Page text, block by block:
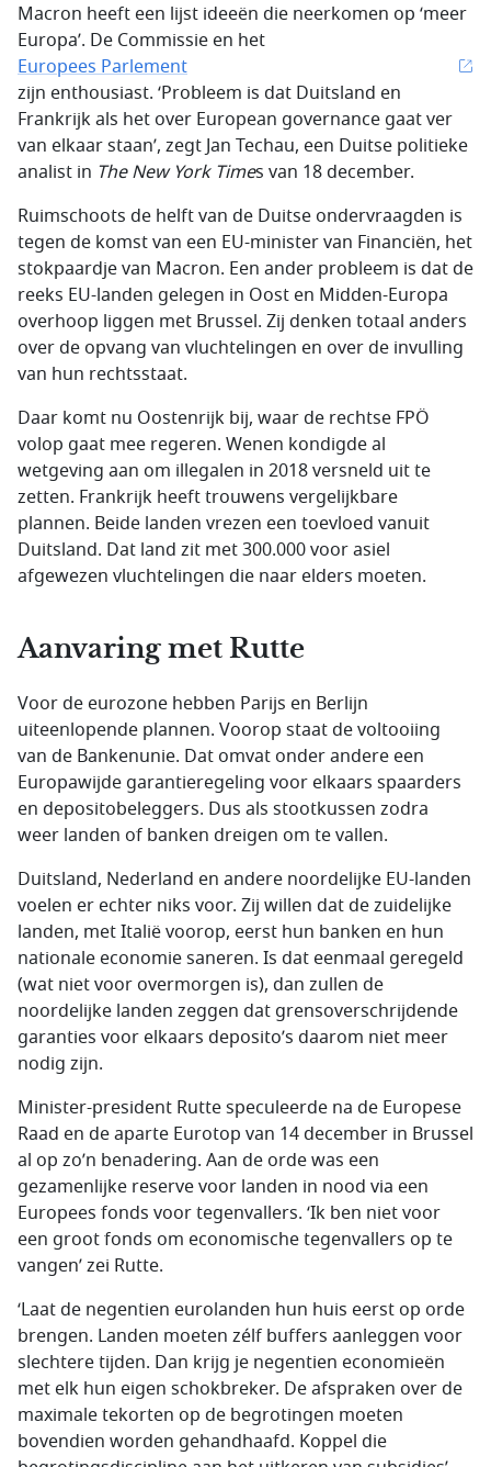
Macron heeft een lijst ideeën die neerkomen op ‘meer
Europa’. De Commissie en het
Europees Parlement
zijn enthousiast. ‘Probleem is dat Duitsland en
Frankrijk als het over European governance gaat ver
van elkaar staan’, zegt Jan Techau, een Duitse politieke
analist in The New York Times van 18 december.
Ruimschoots de helft van de Duitse ondervraagden is
tegen de komst van een EU-minister van Financiën, het
stokpaardje van Macron. Een ander probleem is dat de
reeks EU-landen gelegen in Oost en Midden-Europa
overhoop liggen met Brussel. Zij denken totaal anders
over de opvang van vluchtelingen en over de invulling
van hun rechtsstaat.
Daar komt nu Oostenrijk bij, waar de rechtse FPÖ
volop gaat mee regeren. Wenen kondigde al
wetgeving aan om illegalen in 2018 versneld uit te
zetten. Frankrijk heeft trouwens vergelijkbare
plannen. Beide landen vrezen een toevloed vanuit
Duitsland. Dat land zit met 300.000 voor asiel
afgewezen vluchtelingen die naar elders moeten.
Aanvaring met Rutte
Voor de eurozone hebben Parijs en Berlijn
uiteenlopende plannen. Voorop staat de voltooiing
van de Bankenunie. Dat omvat onder andere een
Europawijde garantieregeling voor elkaars spaarders
en depositobeleggers. Dus als stootkussen zodra
weer landen of banken dreigen om te vallen.
Duitsland, Nederland en andere noordelijke EU-landen
voelen er echter niks voor. Zij willen dat de zuidelijke
landen, met Italië voorop, eerst hun banken en hun
nationale economie saneren. Is dat eenmaal geregeld
(wat niet voor overmorgen is), dan zullen de
noordelijke landen zeggen dat grensoverschrijdende
garanties voor elkaars deposito’s daarom niet meer
nodig zijn.
Minister-president Rutte speculeerde na de Europese
Raad en de aparte Eurotop van 14 december in Brussel
al op zo’n benadering. Aan de orde was een
gezamenlijke reserve voor landen in nood via een
Europees fonds voor tegenvallers. ‘Ik ben niet voor
een groot fonds om economische tegenvallers op te
vangen’ zei Rutte.
‘Laat de negentien eurolanden hun huis eerst op orde
brengen. Landen moeten zélf buffers aanleggen voor
slechtere tijden. Dan krijg je negentien economieën
met elk hun eigen schokbreker. De afspraken over de
maximale tekorten op de begrotingen moeten
bovendien worden gehandhaafd. Koppel die